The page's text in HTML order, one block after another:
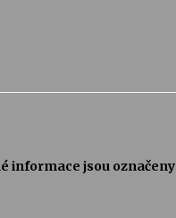
informace jsou označeny